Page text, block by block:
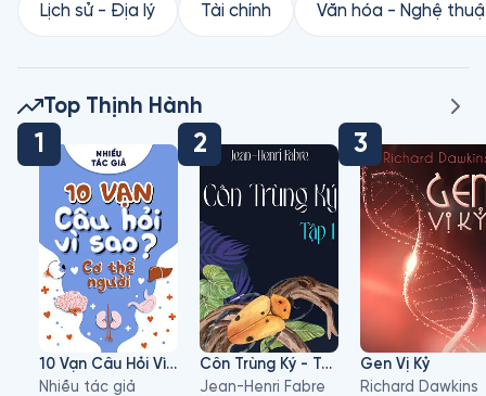
Lịch sử - Địa lý Tài chính Văn hóa - Nghệ
Top Thịnh Hành
1
10 Vạn Câu Hỏi Vì Sao - Cơ Thể Người
Nhiều tác giả
2
Côn Trùng Ký - Tập 1
Jean-Henri Fabre
3
Gen Vị Kỷ
Richard Dawkins